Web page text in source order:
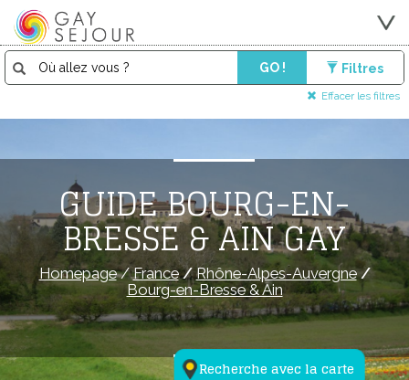
GO ! Filtres
Effacer les filtres
Recherche avec la carte
GUIDE BOURG-EN-
BRESSE & AIN GAY
Homepage/France/Rhône-Alpes-Auvergne/
Bourg-en-Bresse & Ain